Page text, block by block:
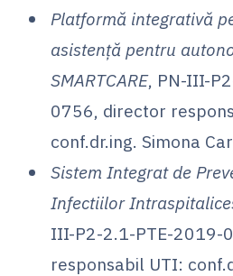
Platformă integrativă
asistență pentru
SMARTCARE, PN-III-
0756, director
conf.dr.ing. Simona
Sistem Integrat de
Infectiilor
III-P2-2.1-PTE-2019-
responsabil UTI: